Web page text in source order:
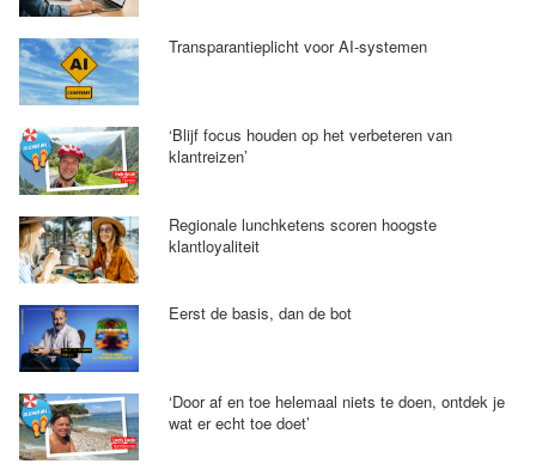
Transparantieplicht voor AI-systemen
‘Blijf focus houden op het verbeteren van
klantreizen’
Regionale lunchketens scoren hoogste
klantloyaliteit
Eerst de basis, dan de bot
‘Door af en toe helemaal niets te doen, ontdek je
wat er echt toe doet’